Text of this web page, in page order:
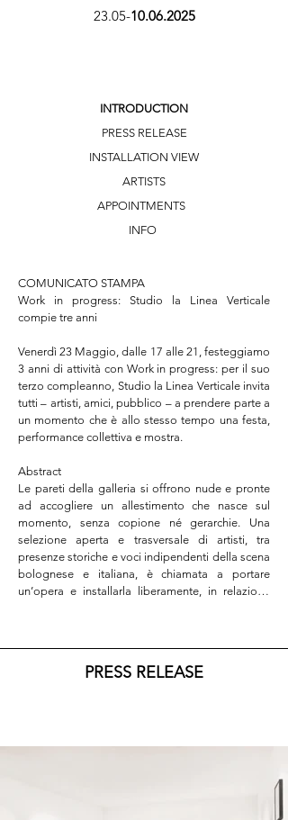
23.05-10.06.2025
INTRODUCTION
PRESS RELEASE
INSTALLATION VIEW
ARTISTS
APPOINTMENTS
INFO
COMUNICATO STAMPA
Work in progress: Studio la Linea Verticale
compie tre anni
Venerdì 23 Maggio, dalle 17 alle 21, festeggiamo
3 anni di attività con Work in progress: per il suo
terzo compleanno, Studio la Linea Verticale invita
tutti – artisti, amici, pubblico – a prendere parte a
un momento che è allo stesso tempo una festa,
performance collettiva e mostra.
Abstract
Le pareti della galleria si offrono nude e pronte
ad accogliere un allestimento che nasce sul
momento, senza copione né gerarchie. Una
selezione aperta e trasversale di artisti, tra
presenze storiche e voci indipendenti della scena
bolognese e italiana, è chiamata a portare
un’opera e installarla liberamente, in relazione
un montaggio collettivo che è anche un gesto di
collaborazioni sincere, di momenti condivisi, di
PRESS RELEASE